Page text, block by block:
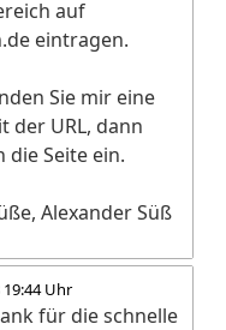
auf
eintragen.
Sie mir eine
der URL, dann
die Seite ein.
Alexander Süß
19:44 Uhr
für die schnelle